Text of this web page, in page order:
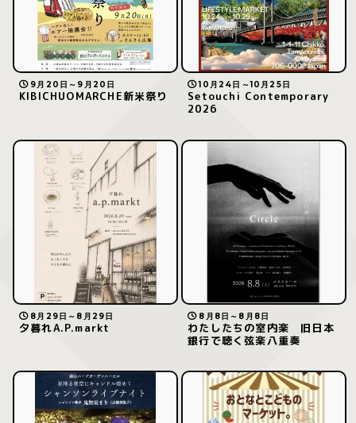
9月20日～9月20日
KIBICHUOMARCHE新米祭り
10月24日～10月25日
Setouchi Contemporary
2026
8月29日～8月29日
夕暮れA.P.markt
8月8日～8月8日
わたしたちの室内楽 旧日本
銀行で聴く弦楽八重奏